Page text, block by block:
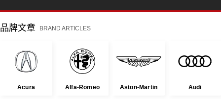
品牌文章 BRAND ARTICLES
Acura Alfa-Romeo Aston-Martin Audi